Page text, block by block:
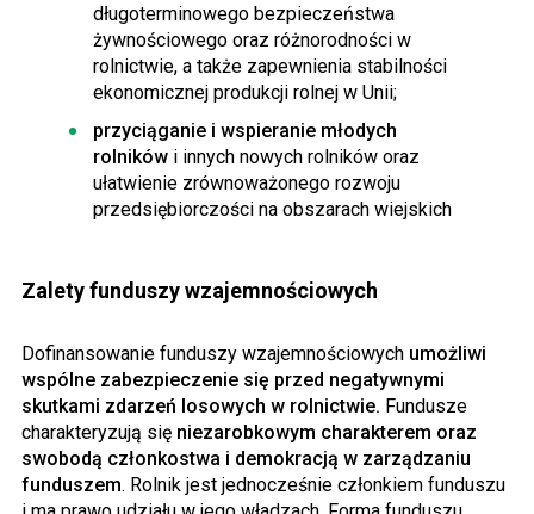
długoterminowego bezpieczeństwa
żywnościowego oraz różnorodności w
rolnictwie, a także zapewnienia stabilności
ekonomicznej produkcji rolnej w Unii;
przyciąganie i wspieranie młodych
rolników i innych nowych rolników oraz
ułatwienie zrównoważonego rozwoju
przedsiębiorczości na obszarach wiejskich
Zalety funduszy wzajemnościowych
Dofinansowanie funduszy wzajemnościowych umożliwi
wspólne zabezpieczenie się przed negatywnymi
skutkami zdarzeń losowych w rolnictwie. Fundusze
charakteryzują się niezarobkowym charakterem oraz
swobodą członkostwa i demokracją w zarządzaniu
funduszem. Rolnik jest jednocześnie członkiem funduszu